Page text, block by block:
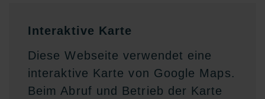
Interaktive Karte
Diese Webseite verwendet eine
interaktive Karte von Google Maps.
Beim Abruf und Betrieb der Karte